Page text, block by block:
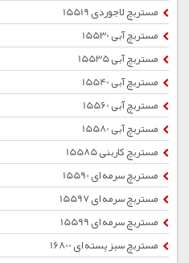
مستربچ لاجوردی 15519
مستربچ آبی 15530
مستربچ آبی 15535
مستربچ آبی 15540
مستربچ آبی 15560
مستربچ آبی 15580
مستربچ کاربنی 15585
مستربچ سرمه ای 15590
مستربچ سرمه ای 15597
مستربچ سرمه ای 15599
مستربچ سبز پسته ای 16800